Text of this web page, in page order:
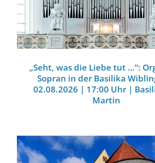
„Seht, was die Liebe tut …“:
Sopran in der Basilika
02.08.2026 | 17:00 Uhr |
Martin